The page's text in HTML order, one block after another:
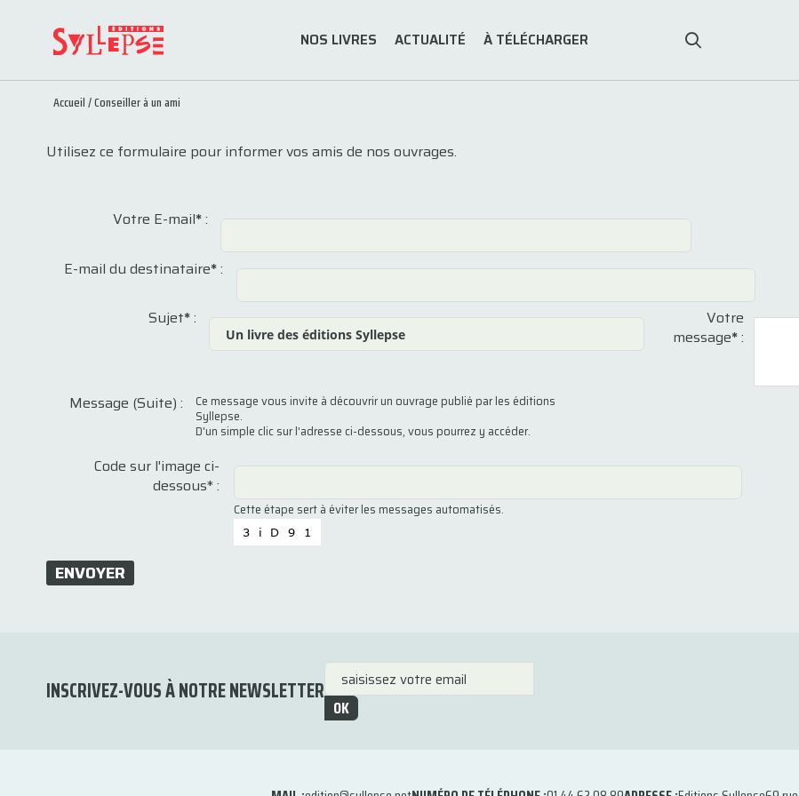
NOS LIVRES ACTUALITÉ À TÉLÉCHARGER
Accueil/Conseiller à un ami
Utilisez ce formulaire pour informer vos amis de nos ouvrages.
Votre E-mail*:
E-mail du destinataire*:
Sujet*:
Votre
message*:
Message (Suite) :
Ce message vous invite à découvrir un ouvrage publié par les éditions
Syllepse.
D'un simple clic sur l'adresse ci-dessous, vous pourrez y accéder.
Code sur l'image ci-
dessous* :
Cette étape sert à éviter les messages automatisés.
ENVOYER
INSCRIVEZ-VOUS À NOTRE NEWSLETTER
OK